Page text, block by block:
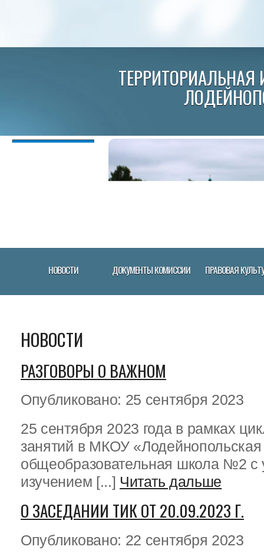
НОВОСТИ ДОКУМЕНТЫ КОМИССИИ ПРАВОВАЯ
НОВОСТИ
РАЗГОВОРЫ О ВАЖНОМ
Опубликовано: 25 сентября 2023
25 сентября 2023 года в рамках
занятий в МКОУ
общеобразовательная школа №2 с
изучением [...] Читать дальше
О ЗАСЕДАНИИ ТИК ОТ 20.09.2023 Г.
Опубликовано: 22 сентября 2023